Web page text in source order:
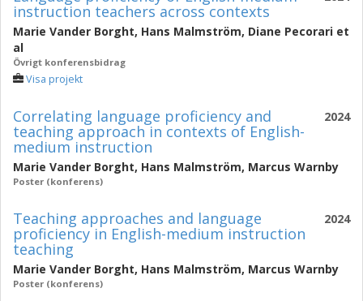
instruction teachers across contexts
Marie Vander Borght, Hans Malmström, Diane Pecorari et
al
Övrigt konferensbidrag
Visa projekt
2024
Correlating language proficiency and
teaching approach in contexts of English-
medium instruction
Marie Vander Borght, Hans Malmström, Marcus Warnby
Poster (konferens)
2024
Teaching approaches and language
proficiency in English-medium instruction
teaching
Marie Vander Borght, Hans Malmström, Marcus Warnby
Poster (konferens)